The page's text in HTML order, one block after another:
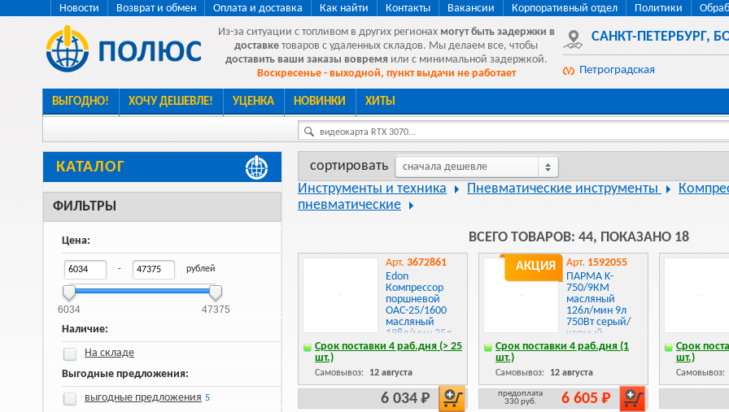
Новости Возврат и обмен Оплата и доставка Как найти Контакты Вакансии Корпоративный отдел Политики
Из-за ситуации с топливом в других регионах могут быть задержки в
доставке товаров с удаленных складов. Мы делаем все, чтобы
доставить ваши заказы вовремя или с минимальной задержкой.
Воскресенье - выходной, пункт выдачи не работает
САНКТ-ПЕТЕРБУРГ,
Петроградская
ВЫГОДНО! ХОЧУ ДЕШЕВЛЕ! УЦЕНКА НОВИНКИ ХИТЫ
видеокарта RTX 3070...
КАТАЛОГ
ФИЛЬТРЫ
Цена:
- рублей
6034 47375
Наличие:
На складе
Выгодные предложения:
выгодные предложения 5
сортировать сначала дешевле
Инструменты и техника Пневматические инструменты
пневматические
ВСЕГО ТОВАРОВ: 44, ПОКАЗАНО 18
Арт. 3672861
Edon
Компрессор
поршневой
OAC-25/1600
масляный
198л/мин 25л
1600Вт красный
Срок поставки 4 раб.дня (> 25
шт.)
Самовывоз: 12 августа
6 034 Р
АКЦИЯ Арт. 1592055
ПАРМА K-
750/9КМ
масляный
126л/мин 9л
750Вт серый/
черный
02.014.00001
Срок поставки 4 раб.дня (1
шт.)
Самовывоз: 12 августа
предоплата
330 руб.
6 605 Р
Срок
шт.)
Самовывоз: